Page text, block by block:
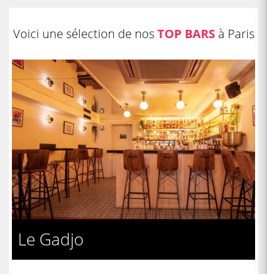
Voici une sélection de nosTOP BARSà Paris
Le Gadjo